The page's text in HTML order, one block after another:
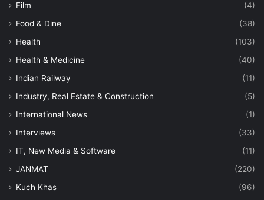
Film
(4)
Food & Dine
(38)
Health
(103)
Health & Medicine
(40)
Indian Railway
(11)
Industry, Real Estate & Construction
(5)
International News
(1)
Interviews
(33)
IT, New Media & Software
(11)
JANMAT
(220)
Kuch Khas
(96)